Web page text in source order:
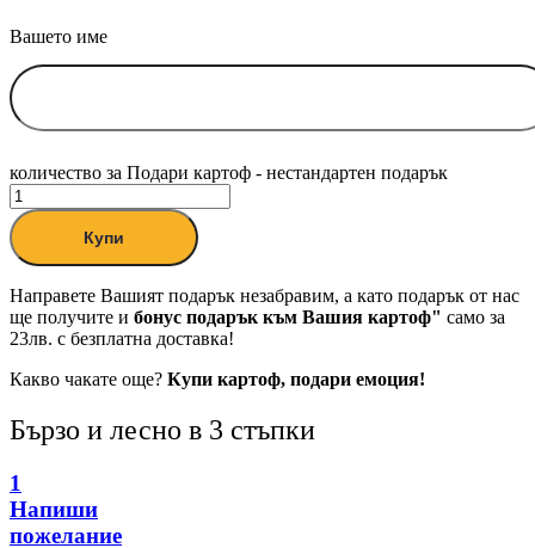
Вашето име
количество за Подари картоф - нестандартен подарък
Купи
Направете Вашият подарък незабравим, а като подарък от нас
ще получите и бонус подарък към Вашия картоф" само за
23лв. с безплатна доставка!
Какво чакате още? Купи картоф, подари емоция!
Бързо и лесно в 3 стъпки
1
Напиши
пожелание